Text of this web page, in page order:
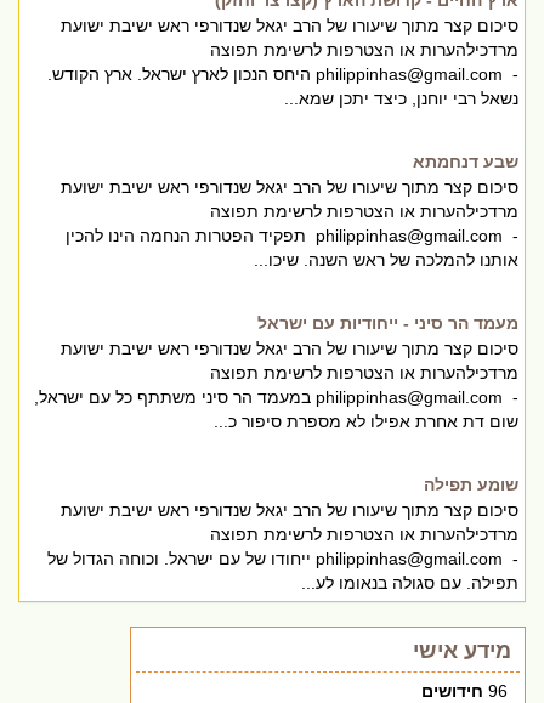
סיכום קצר מתוך שיעורו של הרב יגאל שנדורפי ראש ישיבת ישועת
מרדכילהערות או הצטרפות לרשימת תפוצה
-
philippinhas@gmail.com היחס הנכון לארץ ישראל. ארץ הקודש.
נשאל רבי יוחנן, כיצד יתכן שמא...
שבע דנחמתא
סיכום קצר מתוך שיעורו של הרב יגאל שנדורפי ראש ישיבת ישועת
מרדכילהערות או הצטרפות לרשימת תפוצה
-
philippinhas@gmail.com תפקיד הפטרות הנחמה הינו להכין
אותנו להמלכה של ראש השנה. שיכו...
מעמד הר סיני - ייחודיות עם ישראל
סיכום קצר מתוך שיעורו של הרב יגאל שנדורפי ראש ישיבת ישועת
מרדכילהערות או הצטרפות לרשימת תפוצה
-
philippinhas@gmail.com במעמד הר סיני משתתף כל עם ישראל,
שום דת אחרת אפילו לא מספרת סיפור כ...
שומע תפילה
סיכום קצר מתוך שיעורו של הרב יגאל שנדורפי ראש ישיבת ישועת
מרדכילהערות או הצטרפות לרשימת תפוצה
-
philippinhas@gmail.com ייחודו של עם ישראל. וכוחה הגדול של
תפילה. עם סגולה בנאומו לע...
מידע אישי
96 חידושים